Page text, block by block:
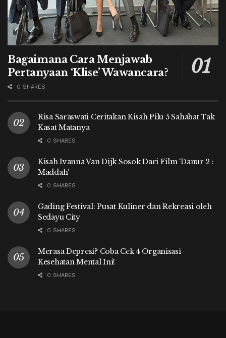
Bagaimana Cara Menjawab
Pertanyaan ‘Klise’ Wawancara?
0 SHARES
Risa Saraswati Ceritakan Kisah Pilu 5 Sahabat Tak
Kasat Matanya
0 SHARES
Kisah Ivanna Van Dijk Sosok Dari Film ‘Danur 2 :
Maddah’
0 SHARES
Gading Festival: Pusat Kuliner dan Rekreasi oleh
Sedayu City
0 SHARES
Merasa Depresi? Coba Cek 4 Organisasi
Kesehatan Mental Ini!
0 SHARES